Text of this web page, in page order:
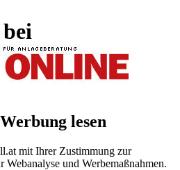
lesen
mit Ihrer Zustimmung zur
und Werbemaßnahmen.